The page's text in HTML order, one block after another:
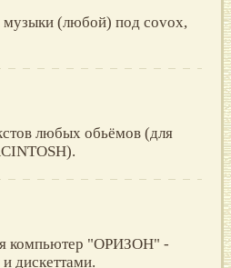
музыки (любой) под covox,
любых обьёмов (для
компьютер "ОРИЗОН" -
дискеттами.